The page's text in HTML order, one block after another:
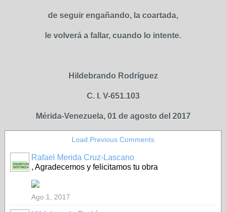
de seguir engañando, la coartada,
le volverá a fallar, cuando lo intente.
Hildebrando Rodríguez
C. I. V-651.103
Mérida-Venezuela, 01 de agosto del 2017
Load Previous Comments
ESCRITOR
DISTINGUIDO
Rafael Merida Cruz-Lascano
, Agradecemos y felicitamos tu obra
Ago 1, 2017